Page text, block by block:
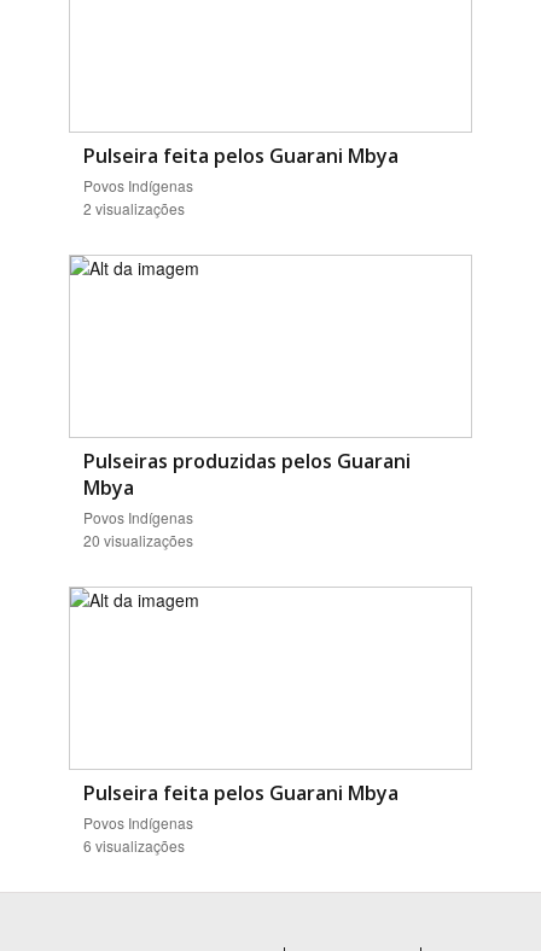
Pulseira feita pelos Guarani Mbya
Povos Indígenas
2 visualizações
Pulseiras produzidas pelos Guarani
Mbya
Povos Indígenas
20 visualizações
Pulseira feita pelos Guarani Mbya
Povos Indígenas
6 visualizações